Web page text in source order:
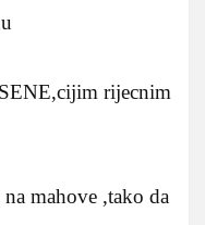
rijecnim
mahove ,tako da